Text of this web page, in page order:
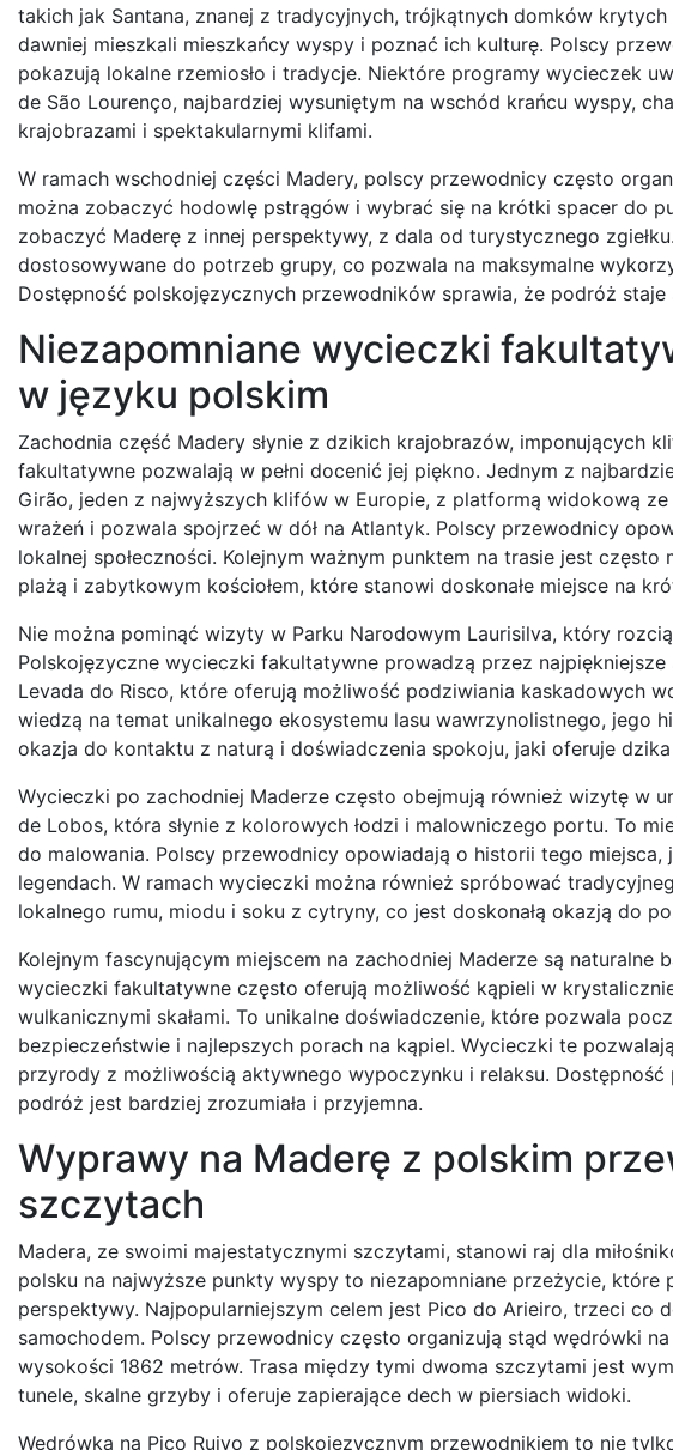
takich jak Santana, znanej z tradycyjnych, trójkątnych domków
dawniej mieszkali mieszkańcy wyspy i poznać ich kulturę. Polscy
pokazują lokalne rzemiosło i tradycje. Niektóre programy wycieczek
de São Lourenço, najbardziej wysuniętym na wschód krańcu wyspy,
krajobrazami i spektakularnymi klifami.
W ramach wschodniej części Madery, polscy przewodnicy często
można zobaczyć hodowlę pstrągów i wybrać się na krótki spacer do
zobaczyć Maderę z innej perspektywy, z dala od turystycznego
dostosowywane do potrzeb grupy, co pozwala na maksymalne
Dostępność polskojęzycznych przewodników sprawia, że podróż staje
Niezapomniane wycieczki
w języku polskim
Zachodnia część Madery słynie z dzikich krajobrazów, imponujących
fakultatywne pozwalają w pełni docenić jej piękno. Jednym z
Girão, jeden z najwyższych klifów w Europie, z platformą widokową
wrażeń i pozwala spojrzeć w dół na Atlantyk. Polscy przewodnicy
lokalnej społeczności. Kolejnym ważnym punktem na trasie jest
plażą i zabytkowym kościołem, które stanowi doskonałe miejsce na
Nie można pominąć wizyty w Parku Narodowym Laurisilva, który
Polskojęzyczne wycieczki fakultatywne prowadzą przez
Levada do Risco, które oferują możliwość podziwiania kaskadowych
wiedzą na temat unikalnego ekosystemu lasu wawrzynolistnego, jego
okazja do kontaktu z naturą i doświadczenia spokoju, jaki oferuje
Wycieczki po zachodniej Maderze często obejmują również wizytę w
de Lobos, która słynie z kolorowych łodzi i malowniczego portu. To
do malowania. Polscy przewodnicy opowiadają o historii tego
legendach. W ramach wycieczki można również spróbować
lokalnego rumu, miodu i soku z cytryny, co jest doskonałą okazją do
Kolejnym fascynującym miejscem na zachodniej Maderze są
wycieczki fakultatywne często oferują możliwość kąpieli w
wulkanicznymi skałami. To unikalne doświadczenie, które pozwala
bezpieczeństwie i najlepszych porach na kąpiel. Wycieczki te
przyrody z możliwością aktywnego wypoczynku i relaksu.
podróż jest bardziej zrozumiała i przyjemna.
Wyprawy na Maderę z polskim
szczytach
Madera, ze swoimi majestatycznymi szczytami, stanowi raj dla
polsku na najwyższe punkty wyspy to niezapomniane przeżycie,
perspektywy. Najpopularniejszym celem jest Pico do Arieiro, trzeci
samochodem. Polscy przewodnicy często organizują stąd wędrówki
wysokości 1862 metrów. Trasa między tymi dwoma szczytami jest
tunele, skalne grzyby i oferuje zapierające dech w piersiach widoki.
Wędrówka na Pico Ruivo z polskojęzycznym przewodnikiem to nie